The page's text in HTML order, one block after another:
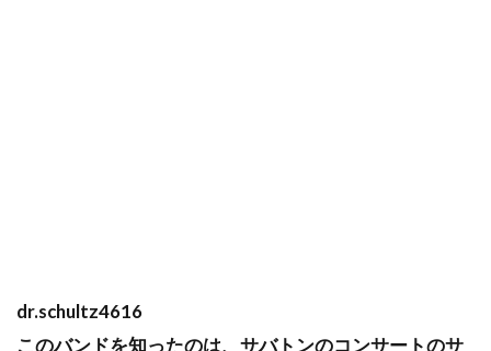
dr.schultz4616
このバンドを知ったのは、サバトンのコンサートのサ